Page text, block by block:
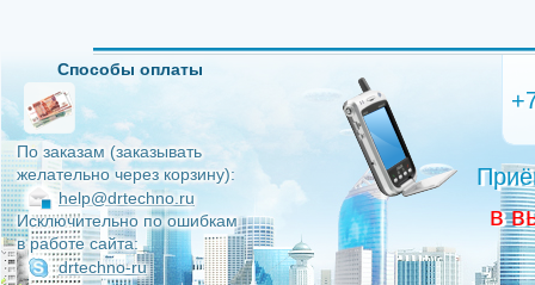
Способы оплаты
По заказам (заказывать
желательно через корзину):
help@drtechno.ru
Исключительно по ошибкам
в работе сайта:
drtechno-ru
в